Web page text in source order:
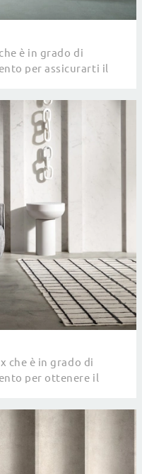
è in grado di
per assicurarti il
che è in grado di
per ottenere il